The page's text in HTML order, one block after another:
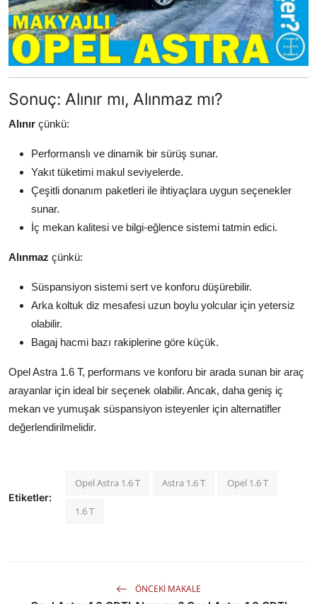
Sonuç: Alınır mı, Alınmaz mı?
Alınır çünkü:
Performanslı ve dinamik bir sürüş sunar.
Yakıt tüketimi makul seviyelerde.
Çeşitli donanım paketleri ile ihtiyaçlara uygun seçenekler
sunar.
İç mekan kalitesi ve bilgi-eğlence sistemi tatmin edici.
Alınmaz çünkü:
Süspansiyon sistemi sert ve konforu düşürebilir.
Arka koltuk diz mesafesi uzun boylu yolcular için yetersiz
olabilir.
Bagaj hacmi bazı rakiplerine göre küçük.
Opel Astra 1.6 T, performans ve konforu bir arada sunan bir araç
arayanlar için ideal bir seçenek olabilir. Ancak, daha geniş iç
mekan ve yumuşak süspansiyon isteyenler için alternatifler
değerlendirilmelidir.
Etiketler:
Opel Astra 1.6 T Astra 1.6 T Opel 1.6 T
1.6 T
ÖNCEKI MAKALE